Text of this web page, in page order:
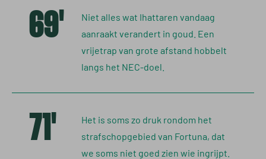
69'
Niet alles wat Ihattaren vandaag
aanraakt verandert in goud. Een
vrijetrap van grote afstand hobbelt
langs het NEC-doel.
71'
Het is soms zo druk rondom het
strafschopgebied van Fortuna, dat
we soms niet goed zien wie ingrijpt.